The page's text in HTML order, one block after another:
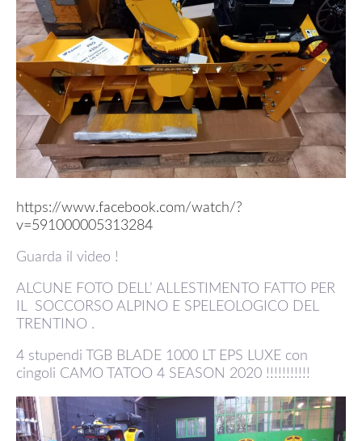
https://www.facebook.com/watch/?
v=591000005313284
Guarda il video !
ALCUNE FOTO DELL’ ALLESTIMENTO FATTO PER
IL SOCCORSO ALPINO E SPELEOLOGICO DEL
TRENTINO .
4 stupendi TGB BLADE 1000 LT EPS LUXE con
cingoli CAMO TATOO 4 SEASON 2020 !!!!!!!!!!!